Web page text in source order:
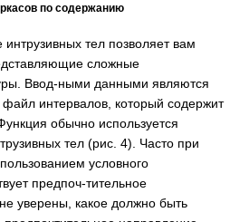
по содержанию
тел позволяет вам
сложные
Ввод-ными данными являются
интервалов, который содержит
обычно используется
тел (рис. 4). Часто при
условного
предпоч-тительное
уверены, какое должно быть